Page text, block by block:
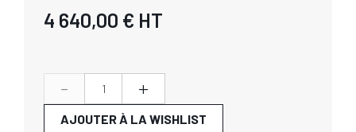
4 640,00 € HT
- +
AJOUTER À LA WISHLIST